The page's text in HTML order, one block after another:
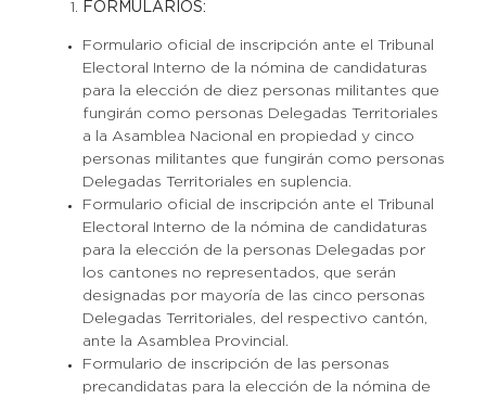
FORMULARIOS:
Formulario oficial de inscripción ante el Tribunal
Electoral Interno de la nómina de candidaturas
para la elección de diez personas militantes que
fungirán como personas Delegadas Territoriales
a la Asamblea Nacional en propiedad y cinco
personas militantes que fungirán como personas
Delegadas Territoriales en suplencia.
Formulario oficial de inscripción ante el Tribunal
Electoral Interno de la nómina de candidaturas
para la elección de la personas Delegadas por
los cantones no representados, que serán
designadas por mayoría de las cinco personas
Delegadas Territoriales, del respectivo cantón,
ante la Asamblea Provincial.
Formulario de inscripción de las personas
precandidatas para la elección de la nómina de